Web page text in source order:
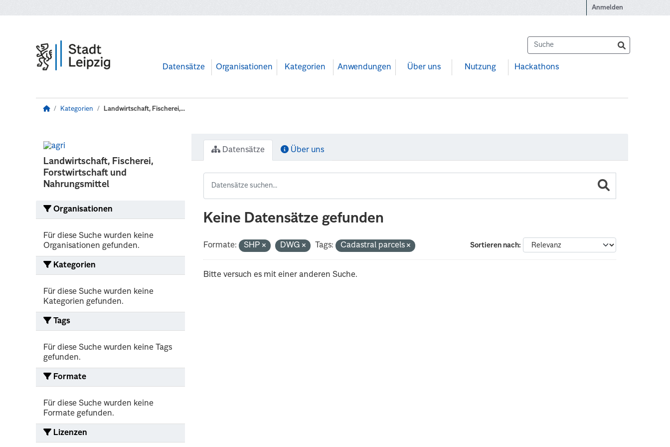
Anmelden
Datensätze Organisationen Kategorien Anwendungen Über uns Nutzung Hackathons
Kategorien Landwirtschaft, Fischerei,...
Landwirtschaft, Fischerei,
Forstwirtschaft und
Nahrungsmittel
Organisationen
Für diese Suche wurden keine
Organisationen gefunden.
Kategorien
Für diese Suche wurden keine
Kategorien gefunden.
Tags
Für diese Suche wurden keine Tags
gefunden.
Formate
Für diese Suche wurden keine
Formate gefunden.
Lizenzen
Datensätze Über uns
Keine Datensätze gefunden
Sortieren nach
Formate: SHP DWG Tags: Cadastral parcels
Bitte versuch es mit einer anderen Suche.